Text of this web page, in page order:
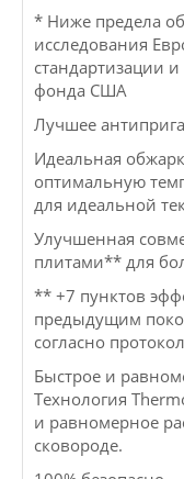
* Ниже предела
исследования
стандартизации
фонда США
Лучшее
Идеальная
оптимальную
для идеальной
Улучшенная
плитами** для
** +7 пунктов
предыдущим
согласно
Быстрое и
Технология
и равномерное
сковороде.